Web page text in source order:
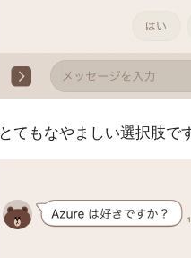
とてもなやましい選択肢で